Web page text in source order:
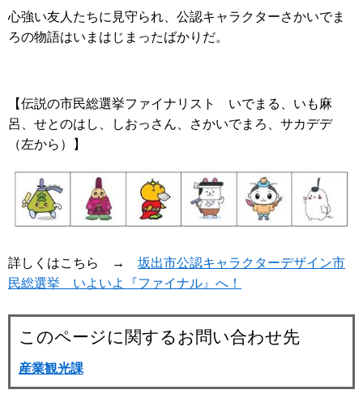
心強い友人たちに見守られ、公認キャラクターさかいでま
ろの物語はいまはじまったばかりだ。
【伝説の市民総選挙ファイナリスト いでまる、いも麻
呂、せとのはし、しおっさん、さかいでまろ、サカデデ
（左から）】
詳しくはこちら → 坂出市公認キャラクターデザイン市
民総選挙 いよいよ『ファイナル』へ！
このページに関するお問い合わせ先
産業観光課